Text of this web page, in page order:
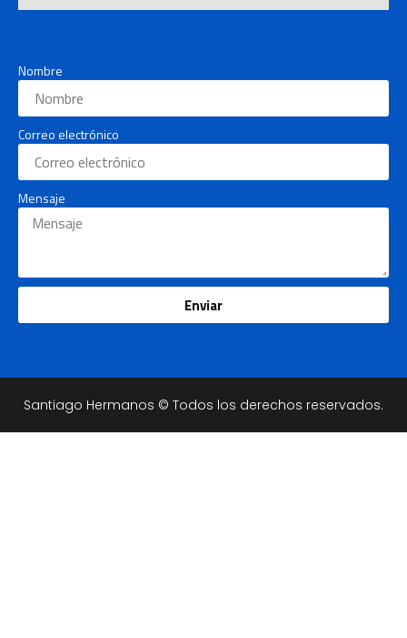
Nombre
Correo electrónico
Mensaje
Enviar
Santiago Hermanos © Todos los derechos reservados.